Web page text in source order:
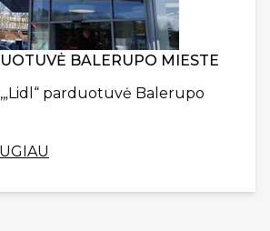
BALERUPO MIESTE
parduotuvė Balerupo